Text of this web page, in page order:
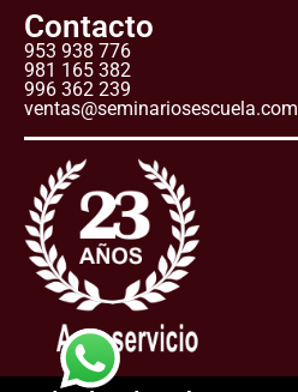
Contacto
953 938 776
981 165 382
996 362 239
ventas@seminariosescuela.com